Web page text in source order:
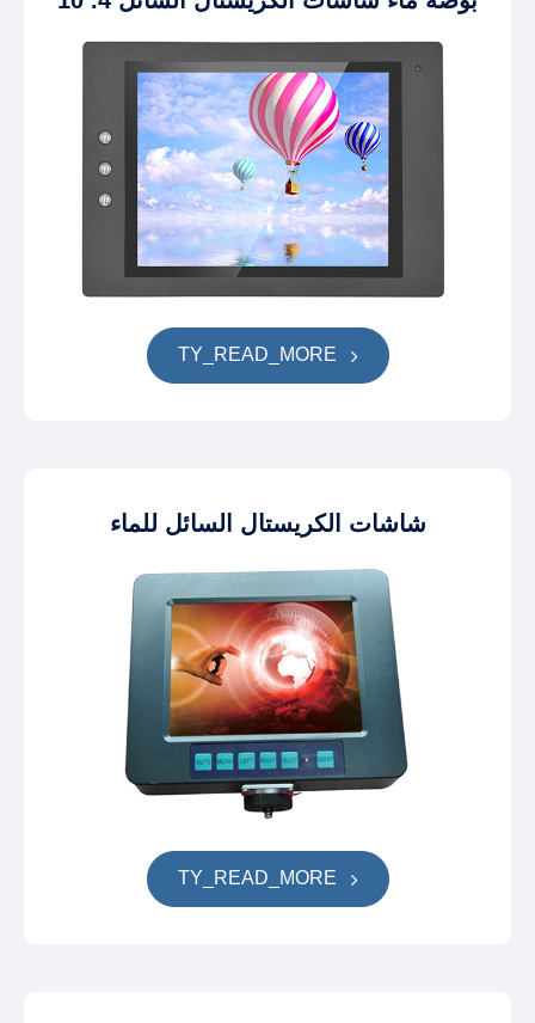
TY_READ_MORE
شاشات الكريستال السائل للماء
TY_READ_MORE